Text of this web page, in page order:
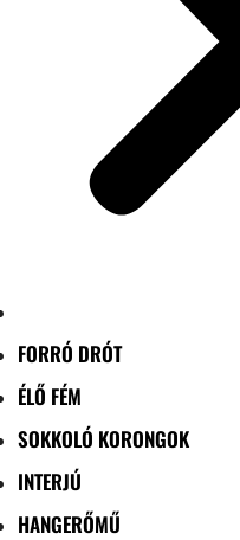
FORRÓ DRÓT
ÉLŐ FÉM
SOKKOLÓ KORONGOK
INTERJÚ
HANGERŐMŰ